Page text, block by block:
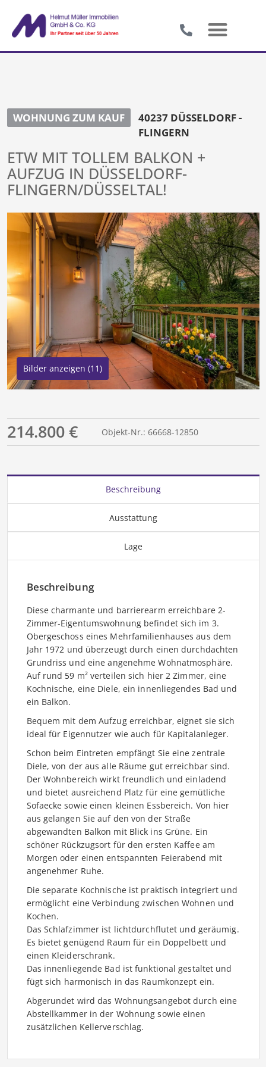
WOHNUNG ZUM KAUF
40237 DÜSSELDORF -
FLINGERN
ETW MIT TOLLEM BALKON +
AUFZUG IN DÜSSELDORF-
FLINGERN/DÜSSELTAL!
Bilder anzeigen (11)
214.800 € Objekt-Nr.: 66668-12850
Beschreibung
Ausstattung
Lage
Beschreibung
Diese charmante und barrierearm erreichbare 2-
Zimmer-Eigentumswohnung befindet sich im 3.
Obergeschoss eines Mehrfamilienhauses aus dem
Jahr 1972 und überzeugt durch einen durchdachten
Grundriss und eine angenehme Wohnatmosphäre.
Auf rund 59 m² verteilen sich hier 2 Zimmer, eine
Kochnische, eine Diele, ein innenliegendes Bad und
ein Balkon.
Bequem mit dem Aufzug erreichbar, eignet sie sich
ideal für Eigennutzer wie auch für Kapitalanleger.
Schon beim Eintreten empfängt Sie eine zentrale
Diele, von der aus alle Räume gut erreichbar sind.
Der Wohnbereich wirkt freundlich und einladend
und bietet ausreichend Platz für eine gemütliche
Sofaecke sowie einen kleinen Essbereich. Von hier
aus gelangen Sie auf den von der Straße
abgewandten Balkon mit Blick ins Grüne. Ein
schöner Rückzugsort für den ersten Kaffee am
Morgen oder einen entspannten Feierabend mit
angenehmer Ruhe.
Die separate Kochnische ist praktisch integriert und
ermöglicht eine Verbindung zwischen Wohnen und
Kochen.
Das Schlafzimmer ist lichtdurchflutet und geräumig.
Es bietet genügend Raum für ein Doppelbett und
einen Kleiderschrank.
Das innenliegende Bad ist funktional gestaltet und
fügt sich harmonisch in das Raumkonzept ein.
Abgerundet wird das Wohnungsangebot durch eine
Abstellkammer in der Wohnung sowie einen
zusätzlichen Kellerverschlag.